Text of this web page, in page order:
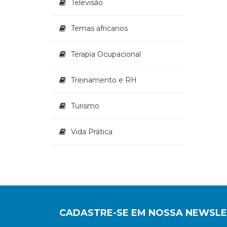
Televisão
Temas africanos
Terapia Ocupacional
Treinamento e RH
Turismo
Vida Prática
CADASTRE-SE EM NOSSA